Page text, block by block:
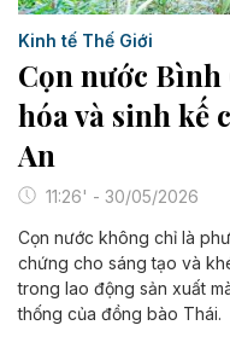
Kinh tế Thế Giới
Cọn nước Bình
hóa và sinh kế
An
11:26' - 30/05/2026
Cọn nước không chỉ là
chứng cho sáng tạo và
trong lao động sản xuất
thống của đồng bào Thái.